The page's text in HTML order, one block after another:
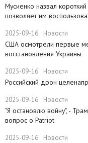
Мусиенко назвал
позволяет им
2025-09-16 Новости
США осмотрели первые
восстановления Украины
2025-09-16 Новости
Российский дрон
2025-09-16 Новости
​"Я остановлю войну", -
вопрос о Patriot
2025-09-16 Новости